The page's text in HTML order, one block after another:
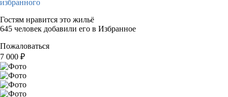
избранного
Гостям нравится это жильё
645 человек добавили его в Избранное
Пожаловаться
7 000 ₽